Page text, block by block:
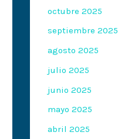
octubre 2025
septiembre 2025
agosto 2025
julio 2025
junio 2025
mayo 2025
abril 2025